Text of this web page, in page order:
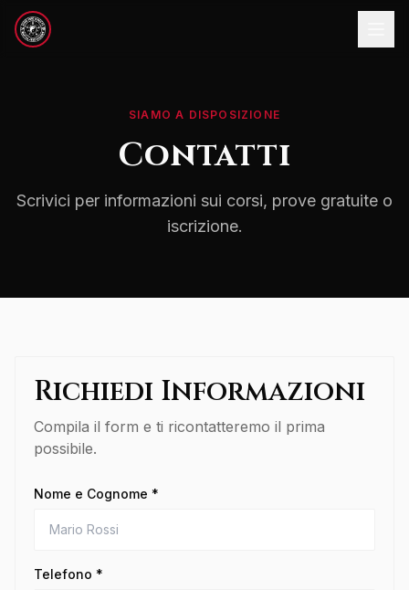
SIAMO A DISPOSIZIONE
Contatti
Scrivici per informazioni sui corsi, prove gratuite o
iscrizione.
Richiedi Informazioni
Compila il form e ti ricontatteremo il prima
possibile.
Nome e Cognome *
Telefono *